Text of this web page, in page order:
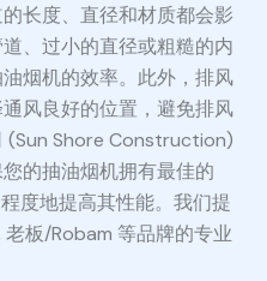
长度、直径和材质都会影
、过小的直径或粗糙的内
烟机的效率。此外，排风
风良好的位置，避免排风
(Sun Shore Construction)
的抽油烟机拥有最佳的
度地提高其性能。我们提
板/Robam 等品牌的专业